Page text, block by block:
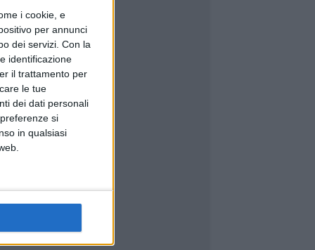
i cookie, e
per annunci
dei servizi. Con la
identificazione
il trattamento per
le tue
dei dati personali
si
in qualsiasi